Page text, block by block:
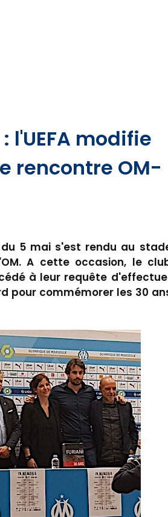
l'UEFA modifie
rencontre OM-
5 mai s'est rendu au
A cette occasion, le
à leur requête
pour commémorer les 30